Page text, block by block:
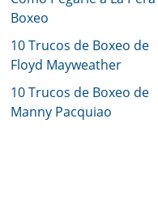
Boxeo
10 Trucos de Boxeo de
Floyd Mayweather
10 Trucos de Boxeo de
Manny Pacquiao